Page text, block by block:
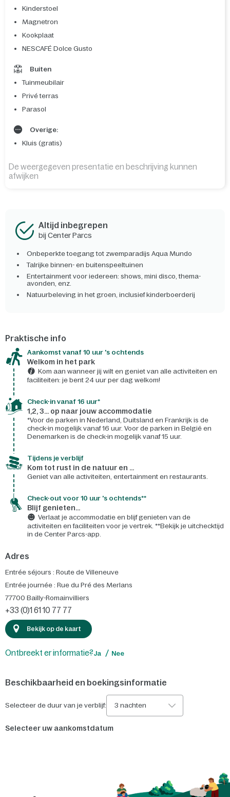
Kinderstoel
Magnetron
Kookplaat
NESCAFÉ Dolce Gusto
Buiten
Tuinmeubilair
Privé terras
Parasol
Overige:
Kluis (gratis)
De weergegeven presentatie en beschrijving kunnen
afwijken
Altijd inbegrepen
bij Center Parcs
Onbeperkte toegang tot zwemparadijs Aqua Mundo
Talrijke binnen- en buitenspeeltuinen
Entertainment voor iedereen: shows, mini disco, thema-
avonden, enz.
Natuurbeleving in het groen, inclusief kinderboerderij
Praktische info
Aankomst vanaf 10 uur 's ochtends
Welkom in het park
Kom aan wanneer jij wilt en geniet van alle activiteiten en
faciliteiten: je bent 24 uur per dag welkom!
Check-in vanaf 16 uur*
1,2, 3... op naar jouw accommodatie
*Voor de parken in Nederland, Duitsland en Frankrijk is de
check-in mogelijk vanaf 16 uur. Voor de parken in België en
Denemarken is de check-in mogelijk vanaf 15 uur.
Tijdens je verblijf
Kom tot rust in de natuur en ...
Geniet van alle activiteiten, entertainment en restaurants.
Check-out voor 10 uur 's ochtends**
Blijf genieten...
Verlaat je accommodatie en blijf genieten van de
activiteiten en faciliteiten voor je vertrek. **Bekijk je uitchecktijd
in de Center Parcs-app.
Adres
Entrée séjours : Route de Villeneuve
Entrée journée : Rue du Pré des Merlans
77700 Bailly-Romainvilliers
+33 (0)1 61 10 77 77
Bekijk op de kaart
Ontbreekt er informatie?Ja Nee
Beschikbaarheid en boekingsinformatie
Selecteer de duur van je verblijf: 3 nachten
Selecteer uw aankomstdatum